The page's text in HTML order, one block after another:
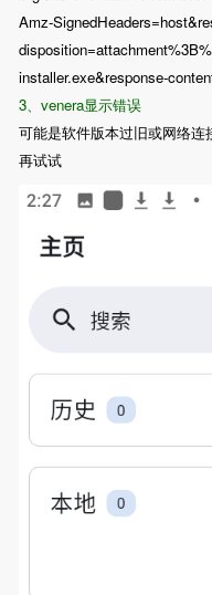
Amz-
installer.exe&response-
3、venera显示错误
可能是软件版本过旧或网络
再试试